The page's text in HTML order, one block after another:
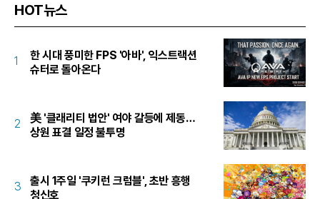
HOT뉴스
1
한 시대 풍미한 FPS '아바', 익스트랙션
슈터로 돌아온다
2
美 '클래리티 법안' 여야 갈등에 제동…
상원 표결 일정 불투명
3
출시 1주일 '쿠키런 크럼블', 초반 흥행
청신호